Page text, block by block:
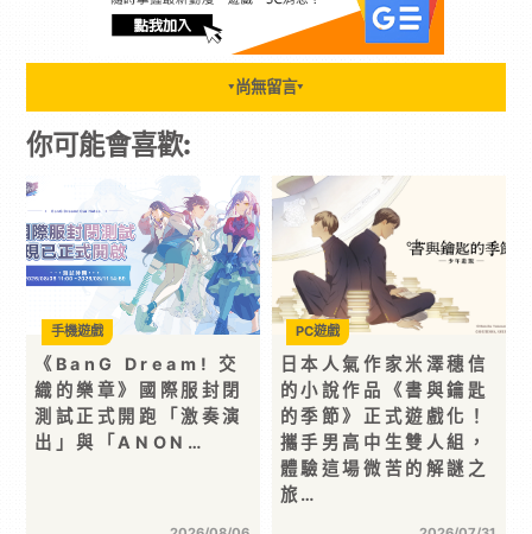
▼ 尚無留言▼
你可能會喜歡:
《BanG Dream! 交
織的樂章》國際服封閉
測試正式開跑「激奏演
出」與「ANON…
手機遊戲
日本人氣作家米澤穗信
的小說作品《書與鑰匙
的季節》正式遊戲化！
攜手男高中生雙人組，
體驗這場微苦的解謎之
旅…
PC遊戲